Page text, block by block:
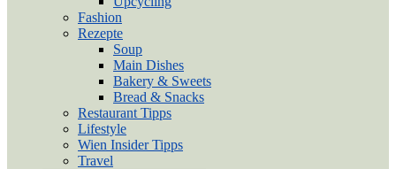
Fashion
Rezepte
Soup
Main Dishes
Bakery & Sweets
Bread & Snacks
Restaurant Tipps
Lifestyle
Wien Insider Tipps
Travel